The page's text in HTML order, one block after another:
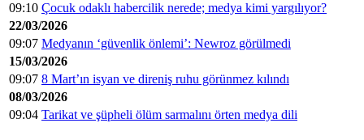
09:10 Çocuk odaklı habercilik nerede; medya kimi yargılıyor?
22/03/2026
09:07 Medyanın ‘güvenlik önlemi’: Newroz görülmedi
15/03/2026
09:07 8 Mart’ın isyan ve direniş ruhu görünmez kılındı
08/03/2026
09:04 Tarikat ve şüpheli ölüm sarmalını örten medya dili